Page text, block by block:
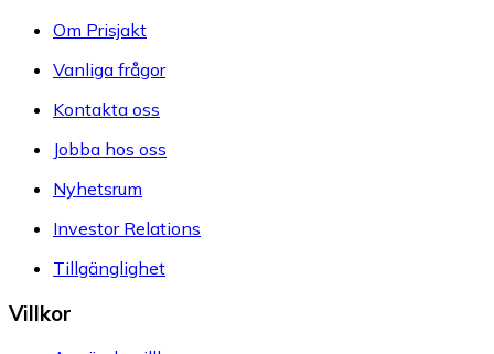
Om Prisjakt
Vanliga frågor
Kontakta oss
Jobba hos oss
Nyhetsrum
Investor Relations
Tillgänglighet
Villkor